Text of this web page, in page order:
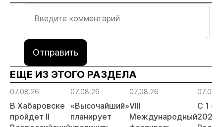
Отправить
ЕЩЕ ИЗ ЭТОГО РАЗДЕЛА
07.08.26
В Хабаровске
пройдет II
07.08.26
«Высочайший»
планирует
07.08.26
VIII
Международный
С 1
2026